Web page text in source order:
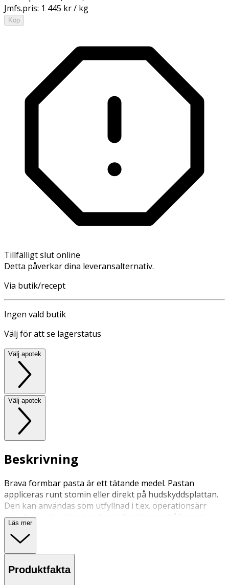
Jmfs.pris: 1 445 kr / kg
Köp
Tillfälligt slut online
Detta påverkar dina leveransalternativ.
Via butik/recept
Ingen vald butik
Välj för att se lagerstatus
Välj apotek
Välj apotek
Beskrivning
Brava formbar pasta är ett tätande medel. Pastan
appliceras runt stomin eller direkt på hudskyddsplattan.
Den kan användas som utfyllnad i t.ex. operationsärr
eller hudveck under bandaget. Pastan innehåller inte
sprit.
Läs mer
Produktfakta